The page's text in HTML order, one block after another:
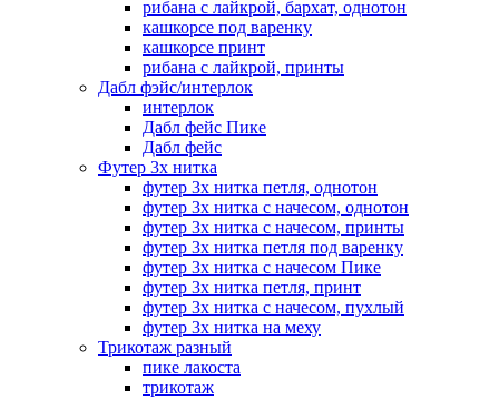
рибана с лайкрой, бархат, однотон
кашкорсе под варенку
кашкорсе принт
рибана с лайкрой, принты
Дабл фэйс/интерлок
интерлок
Дабл фейс Пике
Дабл фейс
Футер 3х нитка
футер 3х нитка петля, однотон
футер 3х нитка с начесом, однотон
футер 3х нитка с начесом, принты
футер 3х нитка петля под варенку
футер 3х нитка с начесом Пике
футер 3х нитка петля, принт
футер 3х нитка с начесом, пухлый
футер 3х нитка на меху
Трикотаж разный
пике лакоста
трикотаж